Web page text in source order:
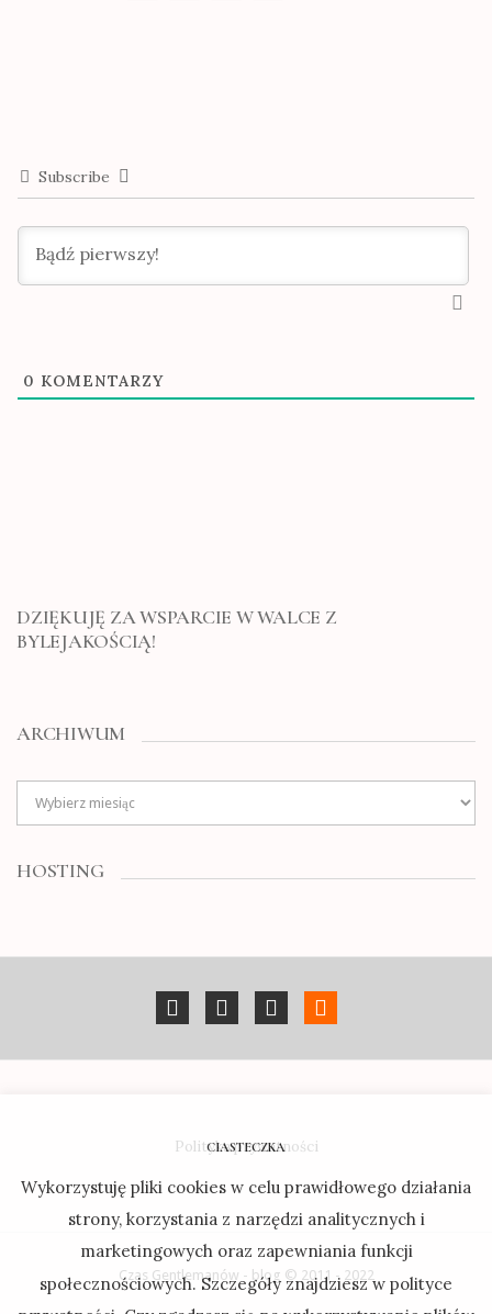
Subscribe
0 KOMENTARZY
DZIĘKUJĘ ZA WSPARCIE W WALCE Z
BYLEJAKOŚCIĄ!
ARCHIWUM
Archiwum
HOSTING
Polityka prywatności
Czas Gentlemanów - blog © 2011 - 2022
CIASTECZKA
Wykorzystuję pliki cookies w celu prawidłowego działania
strony, korzystania z narzędzi analitycznych i
marketingowych oraz zapewniania funkcji
społecznościowych. Szczegóły znajdziesz w polityce